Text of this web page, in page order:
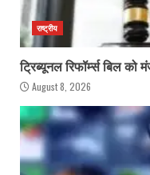
राष्ट्रीय
ट्रिब्यूनल रिफॉर्म्स बिल को
August 8, 2026